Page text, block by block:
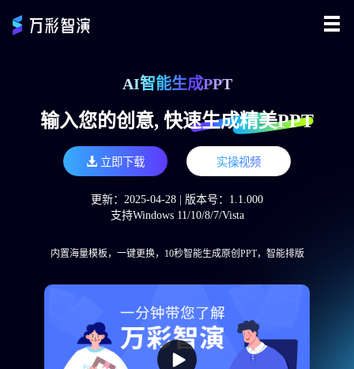
AI智能生成PPT
输入您的创意, 快速生成精美PPT
立即下载 实操视频
更新：2025-04-28 | 版本号：1.1.000
支持Windows 11/10/8/7/Vista
内置海量模板，一键更换，10秒智能生成原创PPT，智能排版